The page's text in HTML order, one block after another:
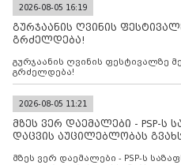
2026-08-05 16:19
გურჯაანის ღვინის
გრძელდება!
გურჯაანის ღვინის ფესტივალზე
გრძელდება!
2026-08-05 11:21
მზეს ვერ დაემალები - PSP-ს
დაცვის აუცილებლობას
მზეს ვერ დაემალები - PSP-ს